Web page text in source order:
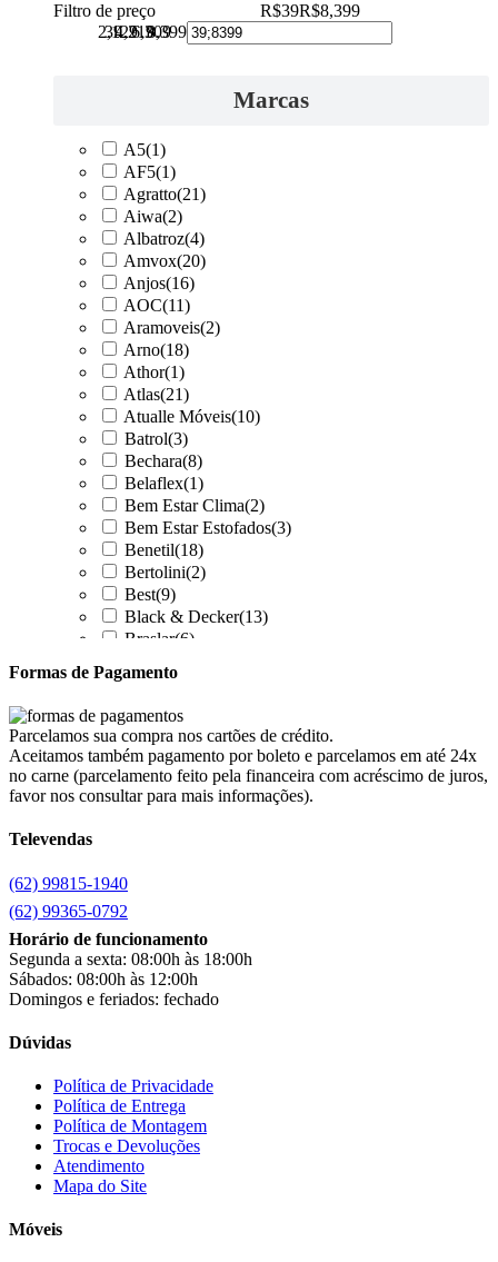
Filtro de preço R$39R$8,399
39
2,129
4,219
6,309
8,399
Marcas
A5(1)
AF5(1)
Agratto(21)
Aiwa(2)
Albatroz(4)
Amvox(20)
Anjos(16)
AOC(11)
Aramoveis(2)
Arno(18)
Athor(1)
Atlas(21)
Atualle Móveis(10)
Batrol(3)
Bechara(8)
Belaflex(1)
Bem Estar Clima(2)
Bem Estar Estofados(3)
Benetil(18)
Bertolini(2)
Best(9)
Black & Decker(13)
Braslar(6)
Britânia
cadence
Cairu(7)
Canaã Moveis (0)
Canaã Móveis(2)
Carioca Móveis(8)
Clarice
clock
Colibri
Colli(53)
Colormaq(43)
Companhia do Estofado
Cotherm(2)
D' Doro Móveis
Dako(23)
Demóbile(13)
Dômina
Doripel
Formas de Pagamento
Parcelamos sua compra nos cartões de crédito.
Aceitamos também pagamento por boleto e parcelamos em até 24x
no carne (parcelamento feito pela financeira com acréscimo de juros,
favor nos consultar para mais informações).
Televendas
(62) 99815-1940
(62) 99365-0792
Horário de funcionamento
Segunda a sexta: 08:00h às 18:00h
Sábados: 08:00h às 12:00h
Domingos e feriados: fechado
Dúvidas
Política de Privacidade
Política de Entrega
Política de Montagem
Trocas e Devoluções
Atendimento
Mapa do Site
Móveis